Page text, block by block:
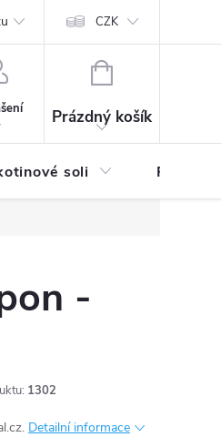
Vrácení zboží a reklamace
CZK
NÁKUPNÍ
Prázdný košík
soli
-
1302
Detailní informace